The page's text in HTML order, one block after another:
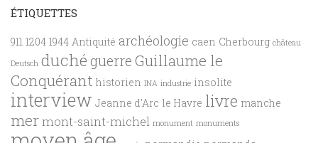
ÉTIQUETTES
911 1204 1944 Antiquité archéologie caen Cherbourg château
Deutsch duché guerreGuillaume le
Conquérant historien INA industrie insolite
interview Jeanne d'Arc le Havre livre manche
mermont-saint-michel monument monuments